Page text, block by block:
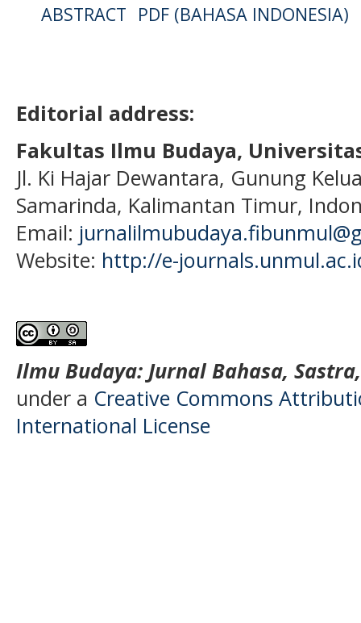
ABSTRACT PDF (BAHASA INDONESIA)
Editorial address:
Fakultas Ilmu Budaya,
Jl. Ki Hajar Dewantara, Gunung
Samarinda, Kalimantan Timur,
Email:
Website: http://e-
Ilmu Budaya: Jurnal Bahasa,
under a Creative Commons
International License